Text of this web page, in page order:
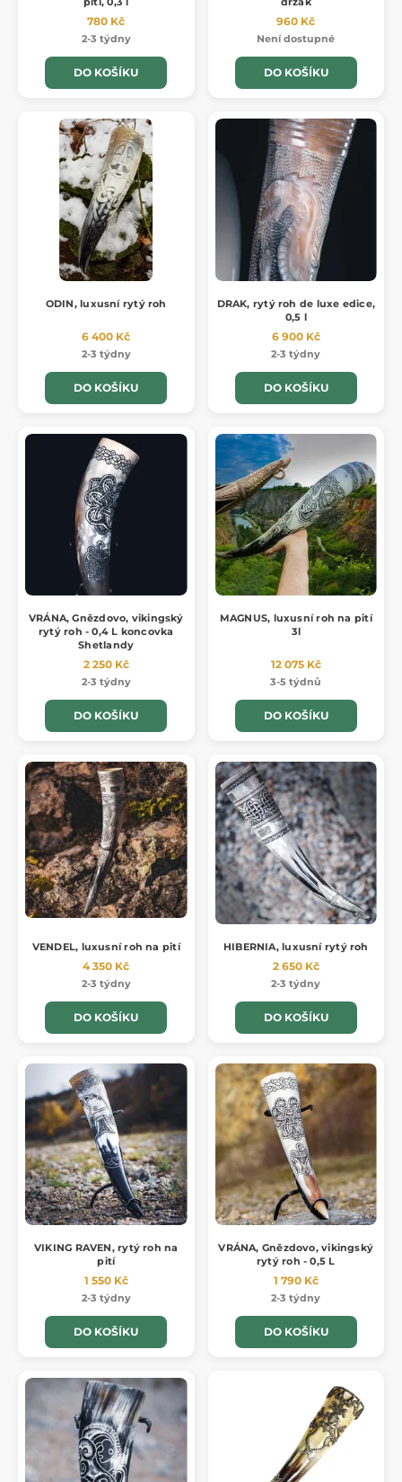
780 Kč
2-3 týdny
DO KOŠÍKU
960 Kč
Není dostupné
DO KOŠÍKU
ODIN, luxusní rytý roh
6 400 Kč
2-3 týdny
DO KOŠÍKU
DRAK, rytý roh de luxe edice,
0,5 l
6 900 Kč
2-3 týdny
DO KOŠÍKU
VRÁNA, Gnězdovo, vikingský
rytý roh - 0,4 L koncovka
Shetlandy
2 250 Kč
2-3 týdny
DO KOŠÍKU
MAGNUS, luxusní roh na pití
3l
12 075 Kč
3-5 týdnů
DO KOŠÍKU
VENDEL, luxusní roh na pití
4 350 Kč
2-3 týdny
DO KOŠÍKU
HIBERNIA, luxusní rytý roh
2 650 Kč
2-3 týdny
DO KOŠÍKU
VIKING RAVEN, rytý roh na
pití
1 550 Kč
2-3 týdny
DO KOŠÍKU
VRÁNA, Gnězdovo, vikingský
rytý roh - 0,5 L
1 790 Kč
2-3 týdny
DO KOŠÍKU